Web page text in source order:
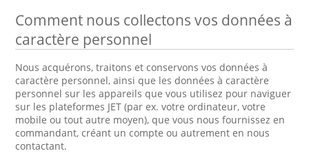
Comment nous collectons vos données à
caractère personnel
Nous acquérons, traitons et conservons vos données à
caractère personnel, ainsi que les données à caractère
personnel sur les appareils que vous utilisez pour naviguer
sur les plateformes JET (par ex. votre ordinateur, votre
mobile ou tout autre moyen), que vous nous fournissez en
commandant, créant un compte ou autrement en nous
contactant.